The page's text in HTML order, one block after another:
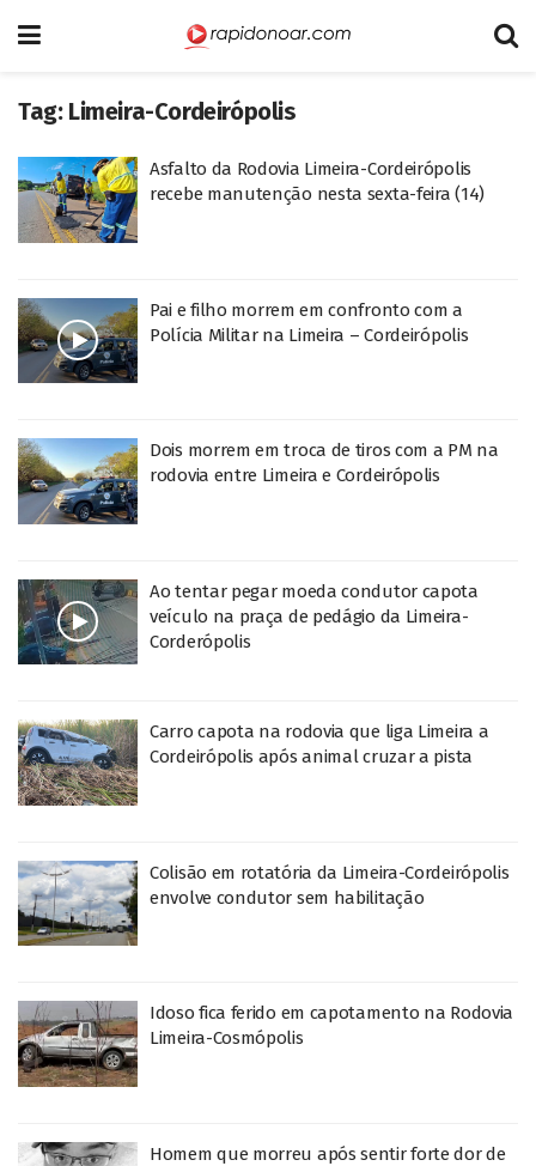
Tag: Limeira-Cordeirópolis
Asfalto da Rodovia Limeira-Cordeirópolis
recebe manutenção nesta sexta-feira (14)
Pai e filho morrem em confronto com a
Polícia Militar na Limeira – Cordeirópolis
Dois morrem em troca de tiros com a PM na
rodovia entre Limeira e Cordeirópolis
Ao tentar pegar moeda condutor capota
veículo na praça de pedágio da Limeira-
Corderópolis
Carro capota na rodovia que liga Limeira a
Cordeirópolis após animal cruzar a pista
Colisão em rotatória da Limeira-Cordeirópolis
envolve condutor sem habilitação
Idoso fica ferido em capotamento na Rodovia
Limeira-Cosmópolis
Homem que morreu após sentir forte dor de